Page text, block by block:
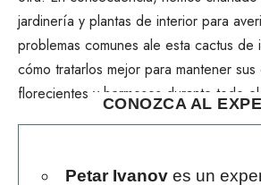
jardinería y plantas de interior para
problemas comunes ale esta cactus de
cómo tratarlos mejor para mantener
florecientes y hermosos durante todo
CONOZCA AL
Petar Ivanoves un